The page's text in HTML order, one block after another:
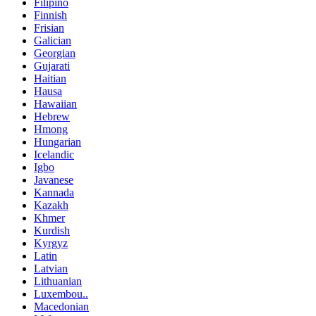
Filipino
Finnish
Frisian
Galician
Georgian
Gujarati
Haitian
Hausa
Hawaiian
Hebrew
Hmong
Hungarian
Icelandic
Igbo
Javanese
Kannada
Kazakh
Khmer
Kurdish
Kyrgyz
Latin
Latvian
Lithuanian
Luxembou..
Macedonian